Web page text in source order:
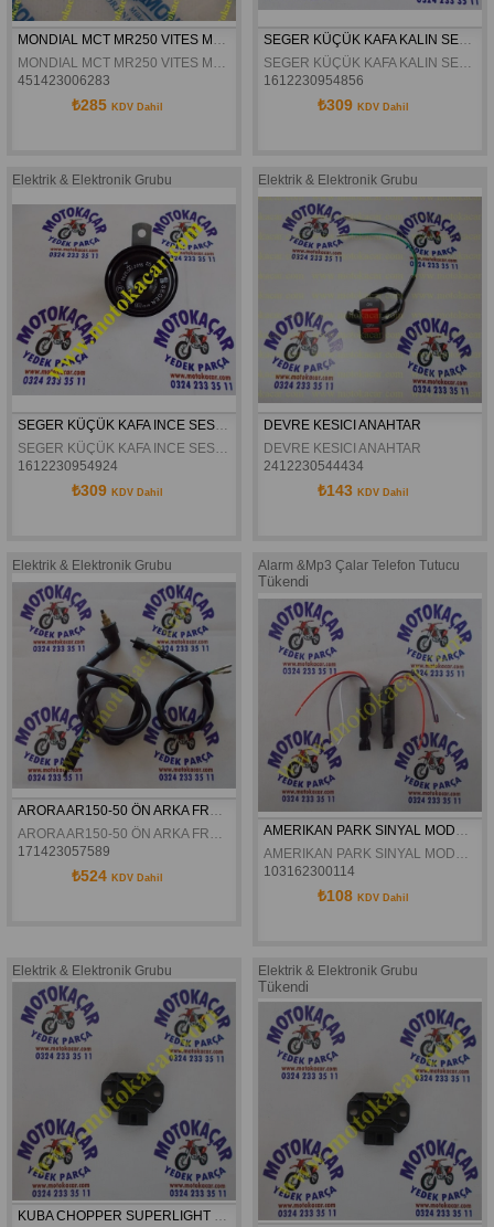
MONDIAL MCT MR250 VITES MUSURÜ ORJINAL
MONDIAL MCT MR250 VITES MUSURÜ ORJINAL
451423006283
₺285 KDV Dahil
SEGER KÜÇÜK KAFA KALIN SES KORNA
SEGER KÜÇÜK KAFA KALIN SES KORNA
1612230954856
₺309 KDV Dahil
Elektrik & Elektronik Grubu
SEGER KÜÇÜK KAFA INCE SES KORNA
SEGER KÜÇÜK KAFA INCE SES KORNA
1612230954924
₺309 KDV Dahil
Elektrik & Elektronik Grubu
DEVRE KESICI ANAHTAR
DEVRE KESICI ANAHTAR
2412230544434
₺143 KDV Dahil
Elektrik & Elektronik Grubu
ARORA AR150-50 ÖN ARKA FREN MUSURÜ ORJINAL
ARORA AR150-50 ÖN ARKA FREN MUSURÜ ORJINAL
171423057589
₺524 KDV Dahil
Alarm &Mp3 Çalar Telefon Tutucu
Tükendi
AMERIKAN PARK SINYAL MODÜLÜ
AMERIKAN PARK SINYAL MODÜLÜ
103162300114
₺108 KDV Dahil
Elektrik & Elektronik Grubu
KUBA CHOPPER SUPERLIGHT 200 KONJEKTÖR 2018 MODEL ORJINAL
Elektrik & Elektronik Grubu
Tükendi